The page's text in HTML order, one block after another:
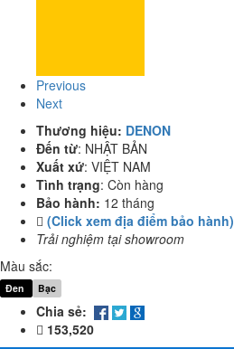
Previous
Next
Thương hiệu: DENON
Đến từ: NHẬT BẢN
Xuất xứ: VIỆT NAM
Tình trạng: Còn hàng
Bảo hành: 12 tháng
(Click xem địa điểm bảo hành)
Trải nghiệm tại showroom
Màu sắc:
Đen Bạc
Chia sẻ:
153,520